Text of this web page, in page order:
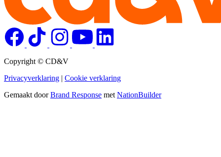
Copyright © CD&V
Privacyverklaring | Cookie verklaring
Gemaakt doorBrand Response met NationBuilder